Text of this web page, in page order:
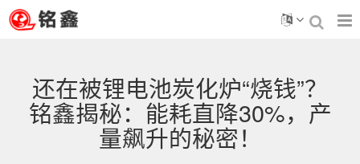
还在被锂电池炭化炉“烧钱”？
铭鑫揭秘：能耗直降30%，产
量飙升的秘密！